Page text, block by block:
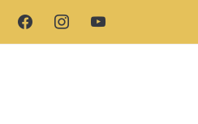
facebook instagramyoutube